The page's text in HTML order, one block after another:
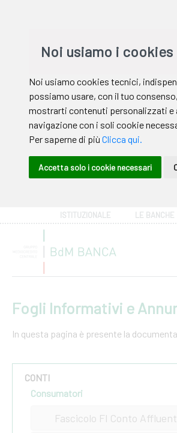
ISTITUZIONALE LE BANCHE
Fogli Informativi e
In questa pagina è presente la
CONTI
Consumatori
Fascicolo FI Conto Affluent